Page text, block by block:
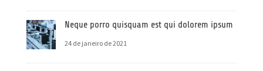
Neque porro quisquam est qui dolorem ipsum
24 de janeiro de 2021